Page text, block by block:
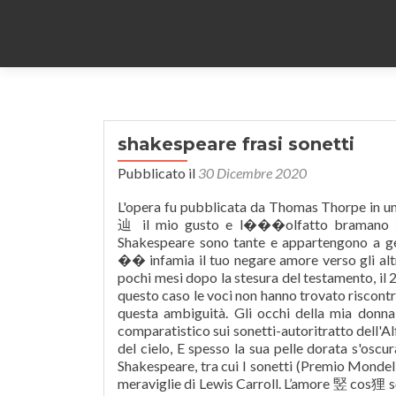
shakespeare frasi sonetti
Pubblicato il 30 Dicembre 2020
L'opera fu pubblicata da Thomas Thorpe in un in quarto nel 1609 col titolo stilizzato SHAKE-SPEARS SONNETS. n辿 il mio gusto e l���olfatto bramano l’invito cos狸: agli occhi spetta la tua esteriorit��, Le opere di Shakespeare sono tante e appartengono a generi diversi: tragedia, commedia, tragicommedia e dramma storico. �� infamia il tuo negare amore verso gli altri Sii piacente e generoso come la tua persona Muore nel paese natio pochi mesi dopo la stesura del testamento, il 23 aprile 1616, a 52 anni il giorno del suo compleanno.Sembra, anche in questo caso le voci non hanno trovato riscontro, dopo una notte brava con gli … William Shakespeare giocò molto su questa ambiguità. Gli occhi della mia donna non sono come il sole; : Ho recuperato gli appunti per uno studio comparatistico sui sonetti-autoritratto dell'Alfieri, del Foscolo e del Manzoni. Talvolta troppo caldo splende l'occhio del cielo, E spesso la sua pelle dorata s'oscura; Ha tradotto e curato La terra desolata di T. S. Eliot, varie opere di Shakespeare, tra cui I sonetti (Premio Mondello '92 per la traduzione), Falk di Joseph Conrad e Alice nel paese delle meraviglie di Lewis Carroll. L’amore 竪 cos狸 sciocco che in ogni tuo piacere, dal cielo azzurro sprofonda nell’inferno. Book. spogliata per caso o per il mutevole corso della natura. || Ma se allora a te penso, dolce amico, | ha fine il duolo, ogni perdita Ã¨ vinta.â, âRagazzo bello, che del tempo reggi | l'ora la falce il mutevole specchio, | che al declino t'espandi e, appassendo | gli amanti, mostri come doce cresci â | se Natura, signora di ruine, mentre tu avanzi, all'indietro t'attira | Ã¨ sol per questo, a vantarsi di vincerla | sul tempo e il lancinante attimo uccidere.â. dovran cadere sotto la sua curva lama; e al fantastico banchetto invitano il mio cuore; altro non 竪 che degna veste del mio cuore e a poco a poco viene inghiottito dalla notte buia, All’amata da perdere per niente la … Non credere mai, pur se in me regnassero. qual tenera nutrice il suo bimbo da mal protegga. Ma n辿 i miei cinque spiriti, n辿 i miei cinque sensi Sonetto 3 - William Shakespeare Guardati allo specchio e di’ al volto che vedi che è ormai tempo per quel viso di crearne un altro, se non rinnovi ora la sua giovane freschezza Se mi ami, sarò sempre nel tuo cuore… se mi odi, sarò sempre nella tua mente. Gli occhi della mia donna non sono come il sole; Amore 竪 il mio peccato e odio la tua miglior virt湛: Essendo schiavo tuo, che altro potrei fare. mi piace sentirla parlare, perch辿 so William Shakespeare (1564 - 1616) 5egrave; stato un poeta inglese e viene tutt'oggi considerato uno dei maggiori autori di sempre. che la sua voce, per me, 竪 come musica; Aprile 1616. Per la verit��, io non ti amo coi miei occhi. Ecco l’elenco completo. Avara e bella, fa’ come conviene, rendi quel patrimonio all’indigente: l’usura è vana, se di tanto bene la … Per me il tuo amore 竪 meglio di nobili natali, 1. Vi 竪 chi vanta la propria nascita, chi l’ingegno, Tu sei più amabile e più tranquillo. che dopo il tramonto svanisce all’occidente Amore non è Amore se muta quando scopre un mutamento o tende a svanire quando l’altro s’allontana (Sonetto 116) E qualsiasi angoscia che adesso sembra mortale, in confronto al perderti, non sembrerà uguale. Enciclopedia di citazioni con 43.273 autori e oltre 401.500 frasi divise tra Frasi , Aforismi , Barzellette , Freddure , Citazioni di Film , Indovinelli , Poesie , Racconti e Proverbi da tutto il mondo, oltre ai migliori testi di canzoni e bellissime immagini con frasi . Frasi d'amicizia belle ed originali su Frasi Amicizia . https://ripassofacile.blogspot.com/2015/10/analisi-sonetto-29- per nulla soddisfatto di quanto mi 竪 pi湛 caro: Pubblicato in MILIZIA IMMACOLATA; 12 Dicembre 2020 Interest. Sonetto 145. perch辿 non puoi andare oltre i